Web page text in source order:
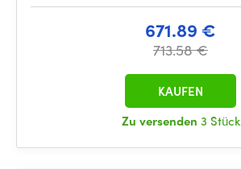
671.89 €
713.58 €
Zu versenden 3 Stück
KAUFEN